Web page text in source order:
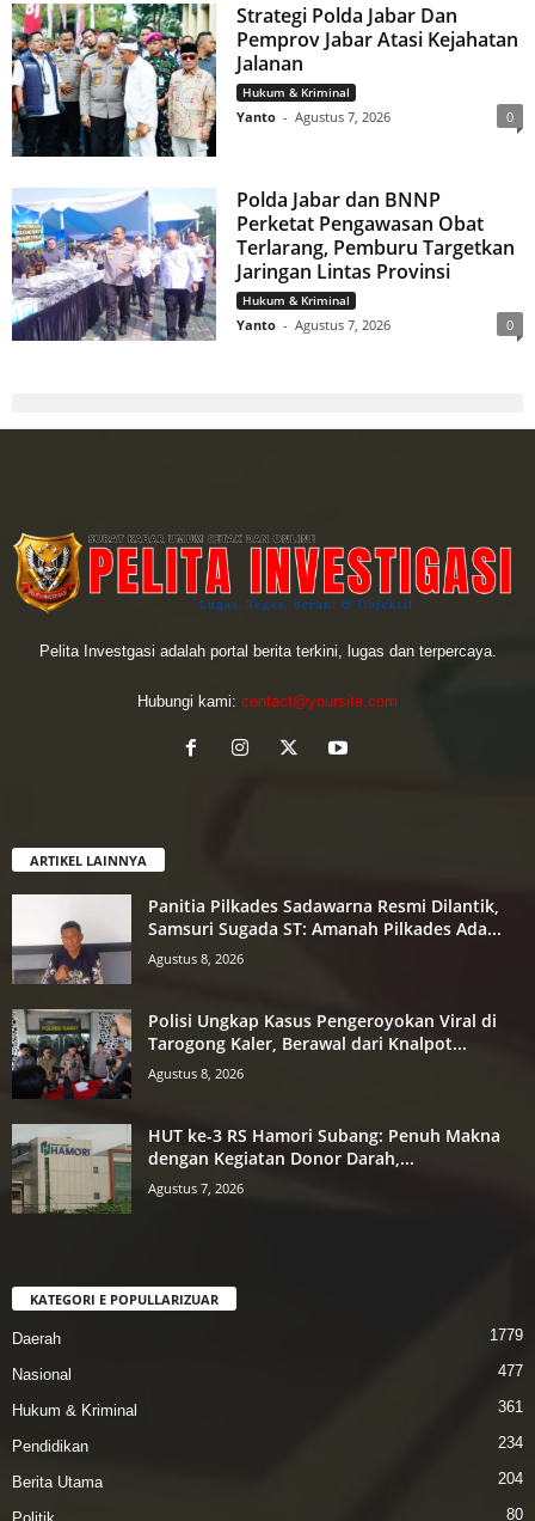
Strategi Polda Jabar Dan
Pemprov Jabar Atasi Kejahatan
Jalanan
Hukum & Kriminal
Yanto - Agustus 7, 2026 0
Polda Jabar dan BNNP
Perketat Pengawasan Obat
Terlarang, Pemburu Targetkan
Jaringan Lintas Provinsi
Hukum & Kriminal
Yanto - Agustus 7, 2026 0
Pelita Investgasi adalah portal berita terkini, lugas dan terpercaya.
Hubungi kami: contact@yoursite.com
ARTIKEL LAINNYA
Panitia Pilkades Sadawarna Resmi Dilantik,
Samsuri Sugada ST: Amanah Pilkades Ada...
Agustus 8, 2026
Polisi Ungkap Kasus Pengeroyokan Viral di
Tarogong Kaler, Berawal dari Knalpot...
Agustus 8, 2026
HUT ke-3 RS Hamori Subang: Penuh Makna
dengan Kegiatan Donor Darah,...
Agustus 7, 2026
KATEGORI E POPULLARIZUAR
Daerah 1779
Nasional 477
Hukum & Kriminal 361
Pendidikan 234
Berita Utama 204
80